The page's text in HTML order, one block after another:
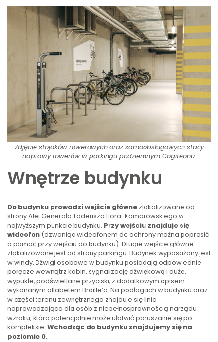
Zdjęcie stojaków rowerowych oraz samoobsługowych stacji
naprawy rowerów w parkingu podziemnym Cogiteonu.
Wnętrze budynku
Do budynku prowadzi wejście główne zlokalizowane od
strony Alei Generała Tadeusza Bora-Komorowskiego w
najwyższym punkcie budynku. Przy wejściu znajduje się
wideofon (dzwoniąc wideofonem do ochrony można poprosić
o pomoc przy wejściu do budynku). Drugie wejście główne
zlokalizowane jest od strony parkingu. Budynek wyposażony jest
w windy. Dźwigi osobowe w budynku posiadają odpowiednie
poręcze wewnątrz kabin, sygnalizację dźwiękową i duże,
wypukłe, podświetlane przyciski, z dodatkowym opisem
wykonanym alfabetem Braille’a. Na podłogach w budynku oraz
w części terenu zewnętrznego znajduje się linia
naprowadzająca dla osób z niepełnosprawnością narządu
wzroku, która potencjalnie może ułatwić poruszanie się po
kompleksie. Wchodząc do budynku znajdujemy się na
poziomie 0.